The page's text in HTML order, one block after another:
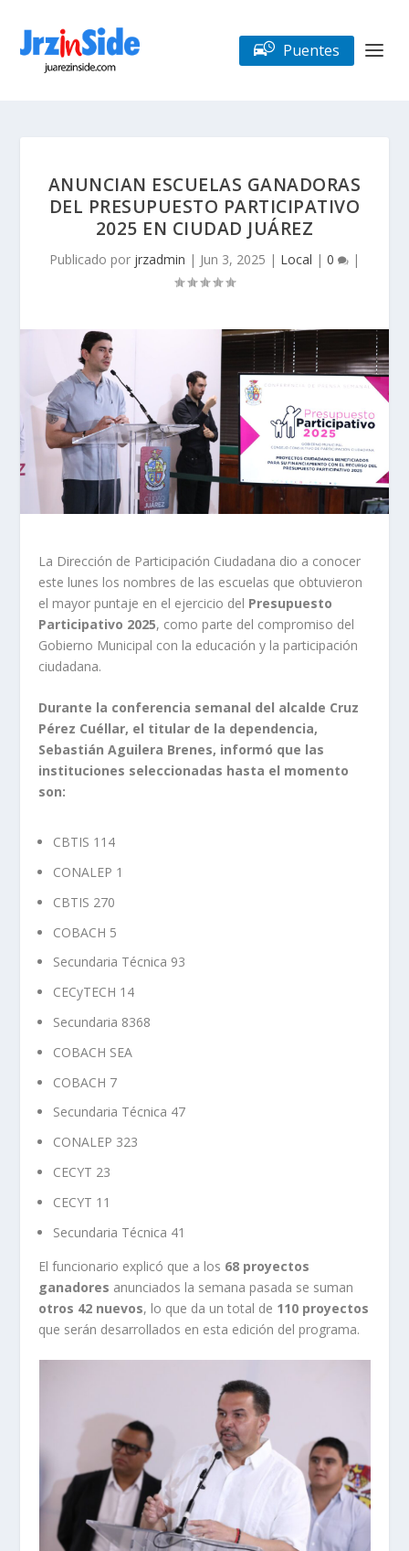
Puentes
ANUNCIAN ESCUELAS GANADORAS
DEL PRESUPUESTO PARTICIPATIVO
2025 EN CIUDAD JUÁREZ
Publicado por jrzadmin | Jun 3, 2025 | Local | 0 |
La Dirección de Participación Ciudadana dio a conocer
este lunes los nombres de las escuelas que obtuvieron
el mayor puntaje en el ejercicio del Presupuesto
Participativo 2025, como parte del compromiso del
Gobierno Municipal con la educación y la participación
ciudadana.
Durante la conferencia semanal del alcalde Cruz
Pérez Cuéllar, el titular de la dependencia,
Sebastián Aguilera Brenes, informó que las
instituciones seleccionadas hasta el momento
son:
CBTIS 114
CONALEP 1
CBTIS 270
COBACH 5
Secundaria Técnica 93
CECyTECH 14
Secundaria 8368
COBACH SEA
COBACH 7
Secundaria Técnica 47
CONALEP 323
CECYT 23
CECYT 11
Secundaria Técnica 41
El funcionario explicó que a los 68 proyectos
ganadores anunciados la semana pasada se suman
otros 42 nuevos, lo que da un total de 110 proyectos
que serán desarrollados en esta edición del programa.